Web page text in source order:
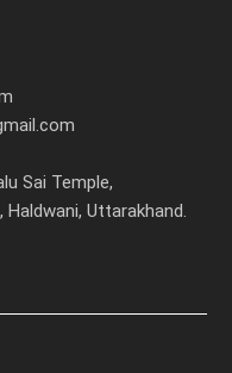
Sai Temple,
Haldwani, Uttarakhand.